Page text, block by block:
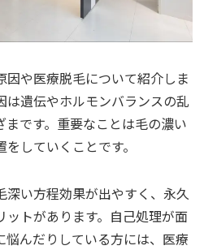
因や医療脱毛について紹介しま
は遺伝やホルモンバランスの乱
まです。重要なことは毛の濃い
していくことです。
深い方程効果が出やすく、永久
ットがあります。自己処理が面
悩んだりしている方には、医療